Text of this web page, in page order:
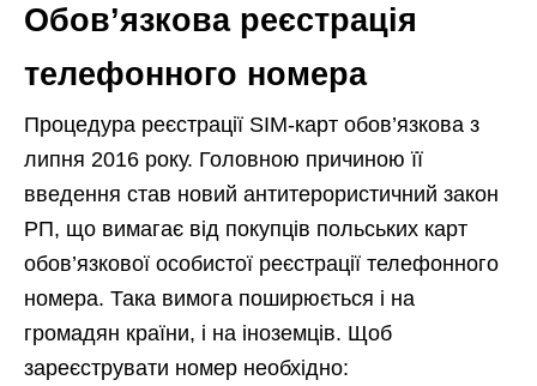
Обов’язкова реєстрація
телефонного номера
Процедура реєстрації SIM-карт обов’язкова з
липня 2016 року. Головною причиною її
введення став новий антитерористичний закон
РП, що вимагає від покупців польських карт
обов’язкової особистої реєстрації телефонного
номера. Така вимога поширюється і на
громадян країни, і на іноземців. Щоб
зареєструвати номер необхідно: